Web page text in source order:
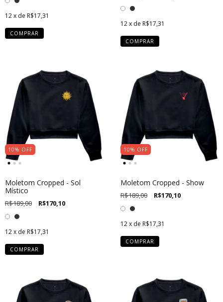
12x de R$17,31
COMPRAR
12 x de R$17,31
COMPRAR
10% OFF
Moletom Cropped - Sol
Místico
R$189,00 R$170,10
12x de R$17,31
COMPRAR
10% OFF
Moletom Cropped - Show
R$189,00 R$170,10
12 x de R$17,31
COMPRAR